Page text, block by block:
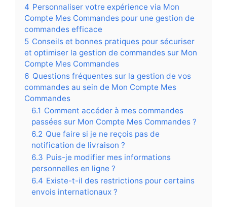
4 Personnaliser votre expérience via Mon
Compte Mes Commandes pour une gestion de
commandes efficace
5 Conseils et bonnes pratiques pour sécuriser
et optimiser la gestion de commandes sur Mon
Compte Mes Commandes
6 Questions fréquentes sur la gestion de vos
commandes au sein de Mon Compte Mes
Commandes
6.1 Comment accéder à mes commandes
passées sur Mon Compte Mes Commandes ?
6.2 Que faire si je ne reçois pas de
notification de livraison ?
6.3 Puis-je modifier mes informations
personnelles en ligne ?
6.4 Existe-t-il des restrictions pour certains
envois internationaux ?